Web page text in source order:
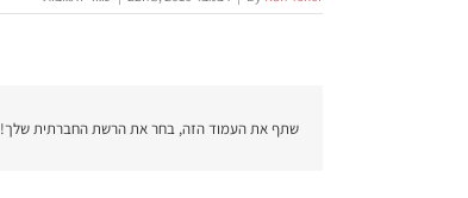
אדווה
שיע
שתף את העמוד הזה, בחר את הרשת החברתית שלך!